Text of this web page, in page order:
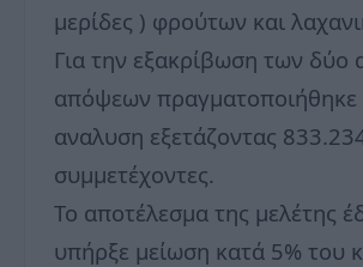
μερίδες ) φρούτων και
Για την εξακρίβωση των δύο
απόψεων πραγματοποιήθηκε
αναλυση εξετάζοντας
συμμετέχοντες.
Το αποτέλεσμα της μελέτης
υπήρξε μείωση κατά 5% του